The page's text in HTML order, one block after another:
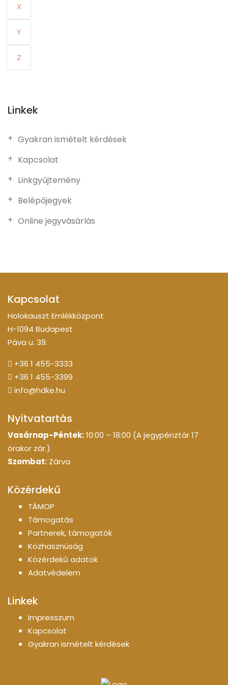
X
Y
Z
Linkek
Gyakran ismételt kérdések
Kapcsolat
Linkgyűjtemény
Belépőjegyek
Online jegyvásárlás
Kapcsolat
Holokauszt Emlékközpont
H-1094 Budapest
Páva u. 39.
+36 1 455-3333
+36 1 455-3399
info@hdke.hu
Nyitvatartás
Vasárnap-Péntek:10:00 – 18:00 (A jegypénztár 17
órakor zár.)
Szombat: Zárva
Közérdekű
TÁMOP
Támogatás
Partnerek, támogatók
Közhasznúság
Közérdekű adatok
Adatvédelem
Linkek
Impresszum
Kapcsolat
Gyakran ismételt kérdések